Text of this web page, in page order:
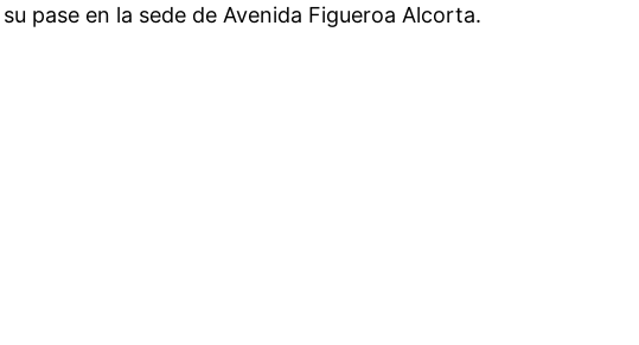
pase en la sede de Avenida Figueroa Alcorta.